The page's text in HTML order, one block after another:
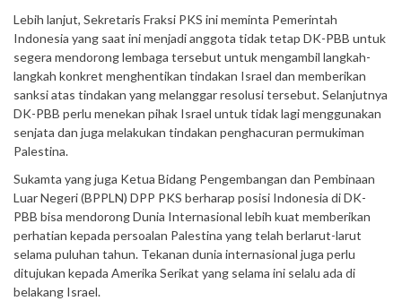
Lebih lanjut, Sekretaris Fraksi PKS ini meminta Pemerintah
Indonesia yang saat ini menjadi anggota tidak tetap DK-PBB untuk
segera mendorong lembaga tersebut untuk mengambil langkah-
langkah konkret menghentikan tindakan Israel dan memberikan
sanksi atas tindakan yang melanggar resolusi tersebut. Selanjutnya
DK-PBB perlu menekan pihak Israel untuk tidak lagi menggunakan
senjata dan juga melakukan tindakan penghacuran permukiman
Palestina.
Sukamta yang juga Ketua Bidang Pengembangan dan Pembinaan
Luar Negeri (BPPLN) DPP PKS berharap posisi Indonesia di DK-
PBB bisa mendorong Dunia Internasional lebih kuat memberikan
perhatian kepada persoalan Palestina yang telah berlarut-larut
selama puluhan tahun. Tekanan dunia internasional juga perlu
ditujukan kepada Amerika Serikat yang selama ini selalu ada di
belakang Israel.